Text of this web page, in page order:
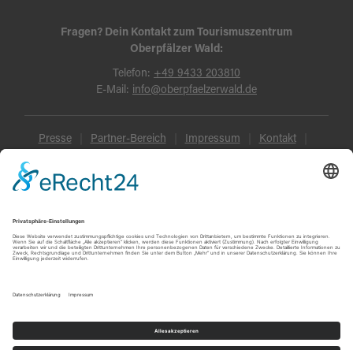
Fragen? Dein Kontakt zum Tourismuszentrum
Oberpfälzer Wald:
Telefon: +49 9433 203810
E-Mail: info@oberpfaelzerwald.de
Presse Partner-Bereich Impressum Kontakt
Datenschutz